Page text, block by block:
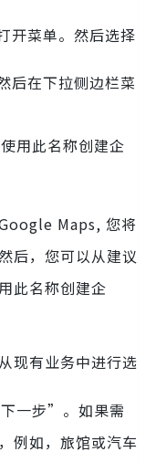
开菜单。然后选择
后在下拉侧边栏菜
用此名称创建企
Maps, 您将
后，您可以从建议
此名称创建企
现有业务中进行选
一步”。如果需
例如，旅馆或汽车